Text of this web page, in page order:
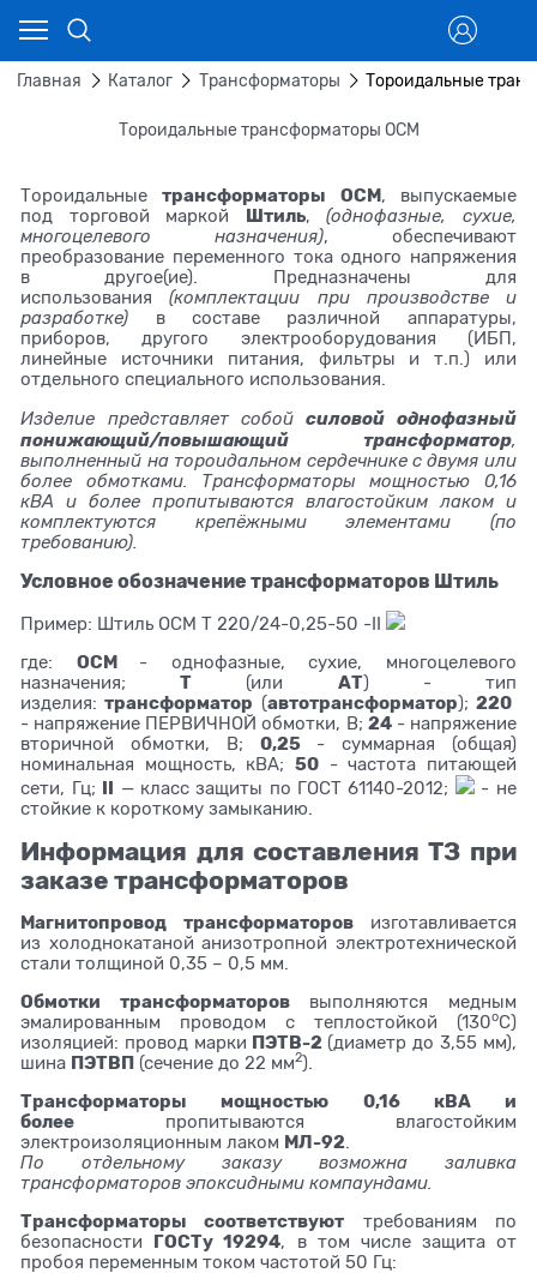
Главная Каталог Трансформаторы Тороидальные
Тороидальные трансформаторы ОСМ
Тороидальныетрансформаторы ОСМ, выпускаемые
под торговой маркой Штиль,(однофазные, сухие,
многоцелевого назначения), обеспечивают
преобразование переменного тока одного напряжения
в другое(ие). Предназначены для
использования(комплектации при производстве и
разработке) в составе различной аппаратуры,
приборов, другого электрооборудования (ИБП,
линейные источники питания, фильтры и т.п.) или
отдельного специального использования.
Изделие представляет собойсиловой однофазный
понижающий/повышающий трансформатор,
выполненный на тороидальном сердечнике с двумя или
более обмотками. Трансформаторы мощностью 0,16
кВА и более пропитываются влагостойким лаком и
комплектуются крепёжными элементами (по
требованию).
Условное обозначение трансформаторов Штиль
Пример: Штиль ОСМ Т 220/24-0,25-50 -II
где: ОСМ
- однофазные, сухие, многоцелевого
назначения;Т (или АТ) - тип
изделия:трансформатор (автотрансформатор); 220
- напряжение ПЕРВИЧНОЙ обмотки, В; 24- напряжение
вторичной обмотки, В; 0,25- суммарная (общая)
номинальная мощность, кВА; 50 - частота питающей
сети, Гц; II — класс защиты по ГОСТ 61140-2012;
- не
стойкие к короткому замыканию.
Информация для составления ТЗ при
заказе трансформаторов
Магнитопровод трансформаторовизготавливается
из холоднокатаной анизотропной электротехнической
стали толщиной 0,35 – 0,5 мм.
Обмотки трансформатороввыполняются медным
эмалированным проводом с теплостойкой (130oС)
изоляцией: провод марки ПЭТВ-2(диаметр до 3,55 мм),
шина ПЭТВП (сечение до 22 мм2).
Трансформаторы мощностью 0,16 кВА и
более пропитываются влагостойким
электроизоляционным лаком МЛ-92
По отдельному заказу возможна заливка
трансформаторов эпоксидными компаундами.
Трансформаторы соответствуют требованиям по
безопасности ГОСТу 19294, в том числе защита от
пробоя переменным током частотой 50 Гц: